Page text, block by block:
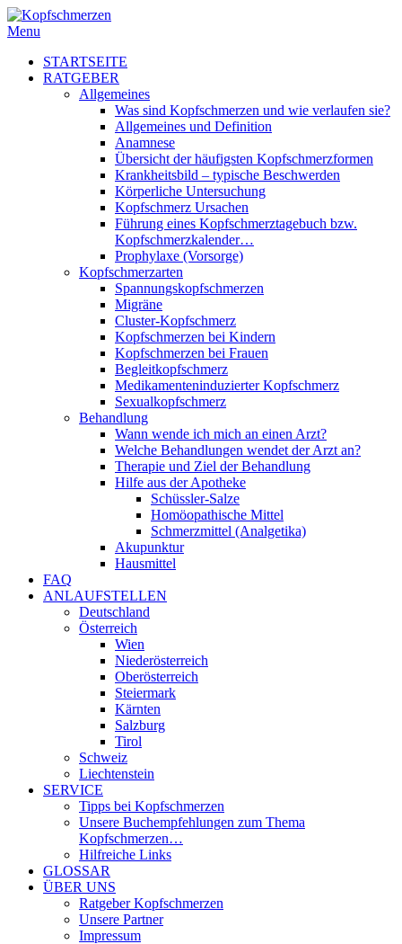
Menu
STARTSEITE
RATGEBER
Allgemeines
Was sind Kopfschmerzen und wie verlaufen sie?
Allgemeines und Definition
Anamnese
Übersicht der häufigsten Kopfschmerzformen
Krankheitsbild – typische Beschwerden
Körperliche Untersuchung
Kopfschmerz Ursachen
Führung eines Kopfschmerztagebuch bzw.
Kopfschmerzkalender…
Prophylaxe (Vorsorge)
Kopfschmerzarten
Spannungskopfschmerzen
Migräne
Cluster-Kopfschmerz
Kopfschmerzen bei Kindern
Kopfschmerzen bei Frauen
Begleitkopfschmerz
Medikamenteninduzierter Kopfschmerz
Sexualkopfschmerz
Behandlung
Wann wende ich mich an einen Arzt?
Welche Behandlungen wendet der Arzt an?
Therapie und Ziel der Behandlung
Hilfe aus der Apotheke
Schüssler-Salze
Homöopathische Mittel
Schmerzmittel (Analgetika)
Akupunktur
Hausmittel
FAQ
ANLAUFSTELLEN
Deutschland
Österreich
Wien
Niederösterreich
Oberösterreich
Steiermark
Kärnten
Salzburg
Tirol
Schweiz
Liechtenstein
SERVICE
Tipps bei Kopfschmerzen
Unsere Buchempfehlungen zum Thema
Kopfschmerzen…
Hilfreiche Links
GLOSSAR
ÜBER UNS
Ratgeber Kopfschmerzen
Unsere Partner
Impressum